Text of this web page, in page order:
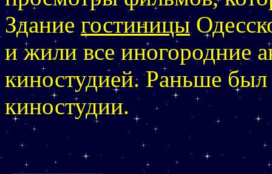
Здание гостиницы
и жили все иногородние
киностудией. Раньше
киностудии.